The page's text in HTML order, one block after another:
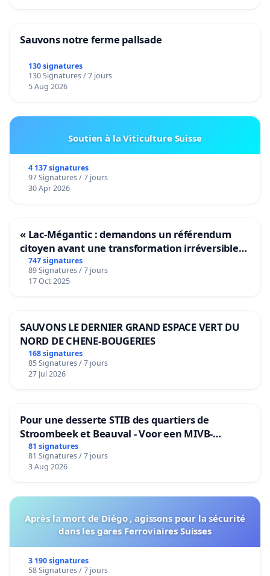
Sauvons notre ferme pallsade
130 signatures
130 Signatures / 7 jours
5 Aug 2026
Soutien à la Viticulture Suisse
4 137 signatures
97 Signatures / 7 jours
30 Apr 2026
« Lac-Mégantic : demandons un référendum
citoyen avant une transformation irréversible
de notre territoire »
747 signatures
89 Signatures / 7 jours
17 Oct 2025
SAUVONS LE DERNIER GRAND ESPACE VERT DU
NORD DE CHENE-BOUGERIES
168 signatures
85 Signatures / 7 jours
27 Jul 2026
Pour une desserte STIB des quartiers de
Stroombeek et Beauval - Voor een MIVB-
bediening van de wijken Strombeek en Het
Voor
81 signatures
81 Signatures / 7 jours
3 Aug 2026
Après la mort de Diégo , agissons pour la sécurité
dans les gares Ferroviaires Suisses
3 190 signatures
58 Signatures / 7 jours